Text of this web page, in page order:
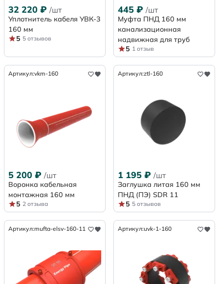
32 220 ₽ /шт
Уплотнитель кабеля УВК-3
160 мм
5 5 отзывов
445 ₽ /шт
Муфта ПНД 160 мм
канализационная
надвижная для труб
5 1 отзыв
Артикул:vkm-160
5 200 ₽ /шт
Воронка кабельная
монтажная 160 мм
5 2 отзыва
Артикул:ztl-160
1 195 ₽ /шт
Заглушка литая 160 мм
ПНД (ПЭ) SDR 11
5 5 отзывов
Артикул:mufta-elsv-160-11 Артикул:uvk-1-160